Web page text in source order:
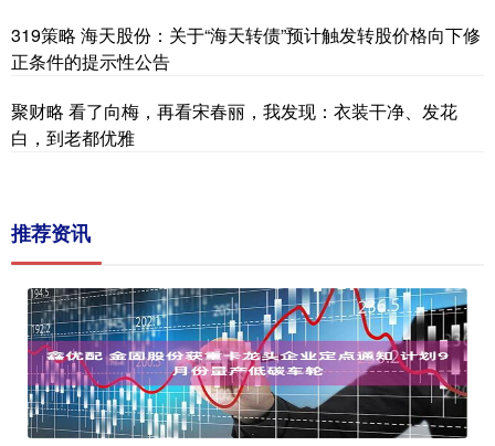
319策略 海天股份：关于“海天转债”预计触发转股价格向下修
正条件的提示性公告
聚财略 看了向梅，再看宋春丽，我发现：衣装干净、发花
白，到老都优雅
推荐资讯